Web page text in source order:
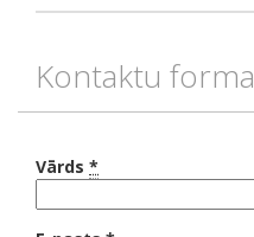
Kontaktu forma
Vārds *